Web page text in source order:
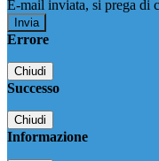
E-mail inviata, si prega di
Errore
Chiudi
Successo
Chiudi
Informazione